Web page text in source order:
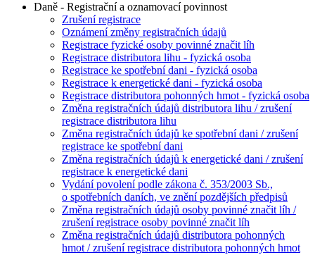
Daně - Registrační a oznamovací povinnost
Zrušení registrace
Oznámení změny registračních údajů
Registrace fyzické osoby povinné značit líh
Registrace distributora lihu - fyzická osoba
Registrace ke spotřební dani - fyzická osoba
Registrace k energetické dani - fyzická osoba
Registrace distributora pohonných hmot - fyzická osoba
Změna registračních údajů distributora lihu / zrušení
registrace distributora lihu
Změna registračních údajů ke spotřební dani / zrušení
registrace ke spotřební dani
Změna registračních údajů k energetické dani / zrušení
registrace k energetické dani
Vydání povolení podle zákona č. 353/2003 Sb.,
o spotřebních daních, ve znění pozdějších předpisů
Změna registračních údajů osoby povinné značit líh /
zrušení registrace osoby povinné značit líh
Změna registračních údajů distributora pohonných
hmot / zrušení registrace distributora pohonných hmot